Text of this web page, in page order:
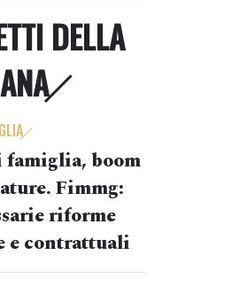
DELLA
boom
Fimmg:
riforme
e contrattuali